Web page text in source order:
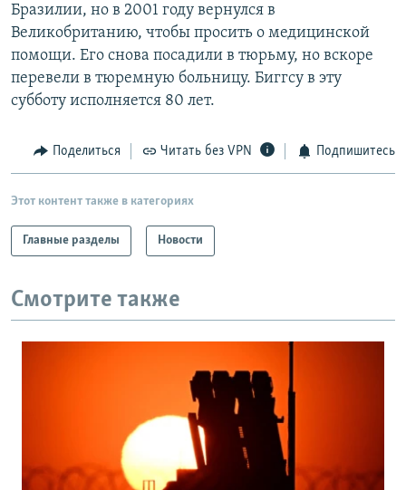
Все сайты РСЕ/РС
Бразилии, но в 2001 году вернулся в
Великобританию, чтобы просить о медицинской
помощи. Его снова посадили в тюрьму, но вскоре
перевели в тюремную больницу. Биггсу в эту
субботу исполняется 80 лет.
Поделиться Читать без VPN Подпишитесь
Этот контент также в категориях
Главные разделы Новости
Смотрите также